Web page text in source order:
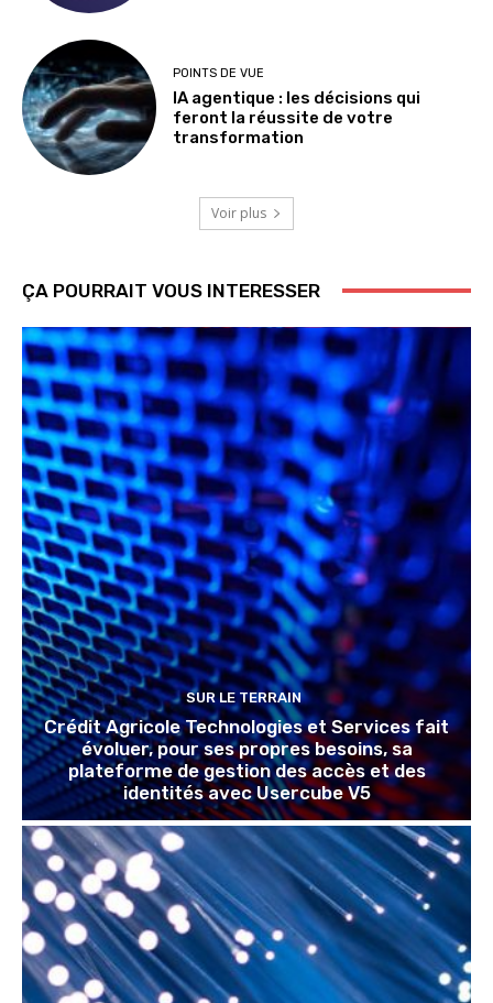
POINTS DE VUE
IA agentique : les décisions qui
feront la réussite de votre
transformation
Voir plus
ÇA POURRAIT VOUS INTERESSER
SUR LE TERRAIN
Crédit Agricole Technologies et Services fait
évoluer, pour ses propres besoins, sa
plateforme de gestion des accès et des
identités avec Usercube V5